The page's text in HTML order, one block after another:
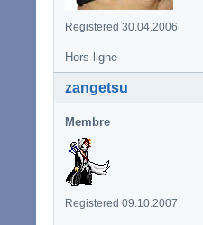
Registered 30.04.2006
Hors ligne
zangetsu
Membre
Registered 09.10.2007